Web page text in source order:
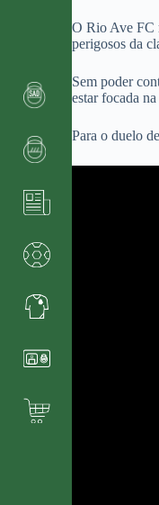
O Rio Ave FC
perigosos da
Sem poder
estar focada
Para o duelo